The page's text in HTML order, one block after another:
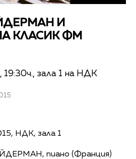
И
КЛАСИК ФМ
19:30ч., зала 1 на НДК
НДК, зала 1
пиано (Франция)